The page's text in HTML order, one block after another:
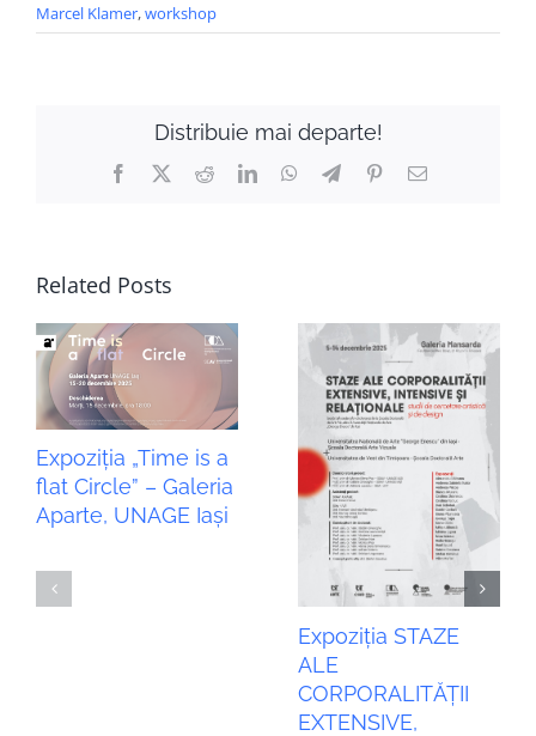
Marcel Klamer,workshop
Distribuie mai departe!
Facebook RedditLinkedInWhatsApp
TelegramPinterestEmail
Related Posts
Expoziția „Time is a
flat Circle” – Galeria
Aparte, UNAGE Iași
Expoziția STAZE
ALE
CORPORALITĂȚII
EXTENSIVE,